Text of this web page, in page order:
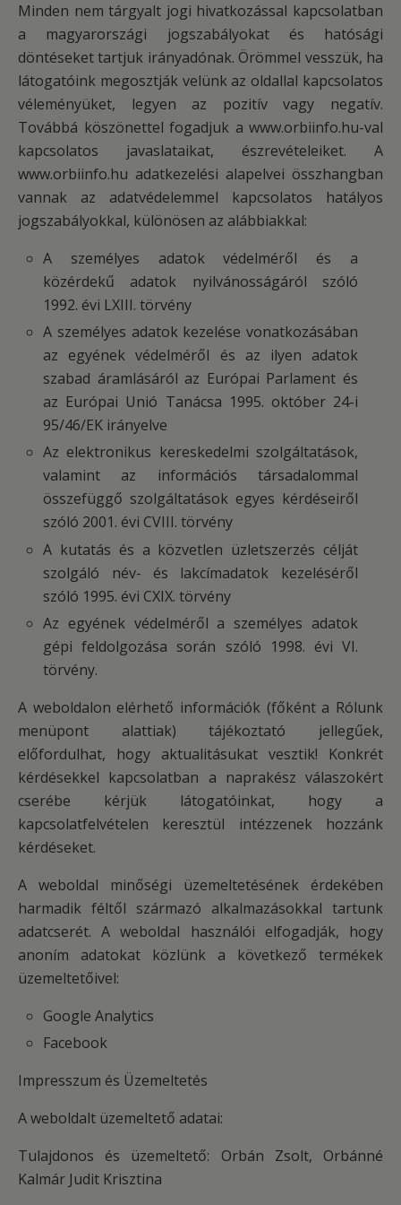
Minden nem tárgyalt jogi hivatkozással kapcsolatban
a magyarországi jogszabályokat és hatósági
döntéseket tartjuk irányadónak. Örömmel vesszük, ha
látogatóink megosztják velünk az oldallal kapcsolatos
véleményüket, legyen az pozitív vagy negatív.
Továbbá köszönettel fogadjuk a www.orbiinfo.hu-val
kapcsolatos javaslataikat, észrevételeiket. A
www.orbiinfo.hu adatkezelési alapelvei összhangban
vannak az adatvédelemmel kapcsolatos hatályos
jogszabályokkal, különösen az alábbiakkal:
A személyes adatok védelméről és a
közérdekű adatok nyilvánosságáról szóló
1992. évi LXIII. törvény
A személyes adatok kezelése vonatkozásában
az egyének védelméről és az ilyen adatok
szabad áramlásáról az Európai Parlament és
az Európai Unió Tanácsa 1995. október 24-i
95/46/EK irányelve
Az elektronikus kereskedelmi szolgáltatások,
valamint az információs társadalommal
összefüggő szolgáltatások egyes kérdéseiről
szóló 2001. évi CVIII. törvény
A kutatás és a közvetlen üzletszerzés célját
szolgáló név- és lakcímadatok kezeléséről
szóló 1995. évi CXIX. törvény
Az egyének védelméről a személyes adatok
gépi feldolgozása során szóló 1998. évi VI.
törvény.
A weboldalon elérhető információk (főként a Rólunk
menüpont alattiak) tájékoztató jellegűek,
előfordulhat, hogy aktualitásukat vesztik! Konkrét
kérdésekkel kapcsolatban a naprakész válaszokért
cserébe kérjük látogatóinkat, hogy a
kapcsolatfelvételen keresztül intézzenek hozzánk
kérdéseket.
A weboldal minőségi üzemeltetésének érdekében
harmadik féltől származó alkalmazásokkal tartunk
adatcserét. A weboldal használói elfogadják, hogy
anoním adatokat közlünk a következő termékek
üzemeltetőivel:
Google Analytics
Facebook
Impresszum és Üzemeltetés
A weboldalt üzemeltető adatai:
Tulajdonos és üzemeltető: Orbán Zsolt, Orbánné
Kalmár Judit Krisztina